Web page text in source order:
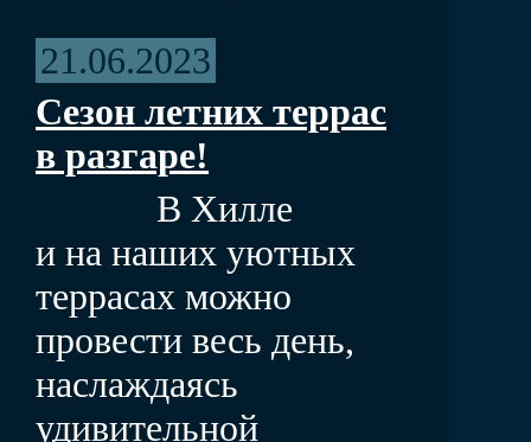
21.06.2023
Сезон летних террас
в разгаре!
В Хилле
и на наших уютных
террасах можно
провести весь день,
наслаждаясь
удивительной